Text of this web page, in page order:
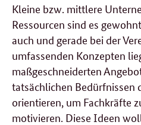
Kleine bzw. mittlere
Ressourcen sind es
auch und gerade bei der
umfassenden Konzepten
maßgeschneiderten
tatsächlichen Bedürfnissen
orientieren, um Fachkräfte
motivieren. Diese Ideen